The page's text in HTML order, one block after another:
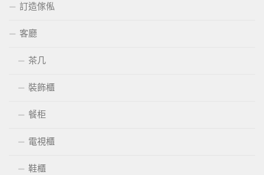
訂造傢俬
客廳
茶几
裝飾櫃
餐柜
電視櫃
鞋櫃